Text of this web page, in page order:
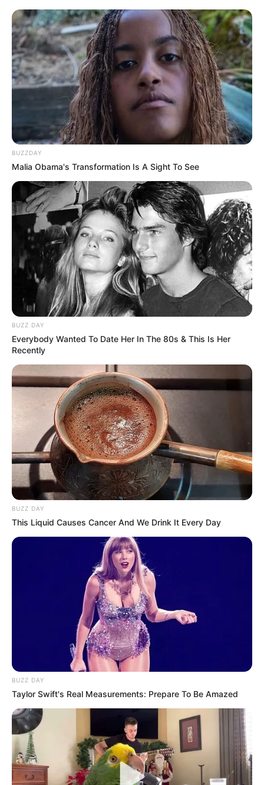
BUZZDAY
Malia Obama's Transformation Is A Sight To See
BUZZ DAY
Everybody Wanted To Date Her In The 80s & This Is Her
Recently
BUZZ DAY
This Liquid Causes Cancer And We Drink It Every Day
BUZZ DAY
Taylor Swift's Real Measurements: Prepare To Be Amazed